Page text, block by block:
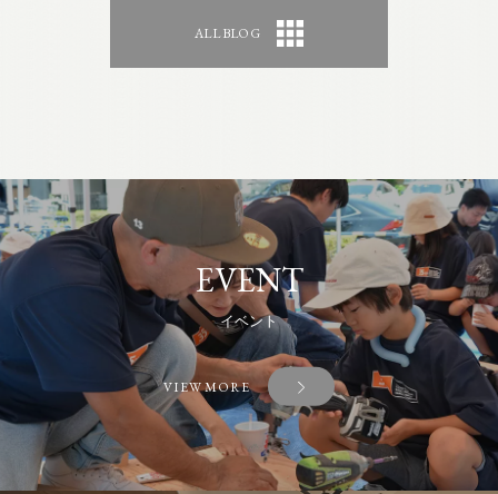
ALL BLOG
EVENT
イベント
VIEW MORE